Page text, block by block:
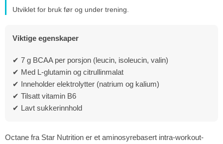
Utviklet for bruk før og under trening.
Viktige egenskaper
✔ 7 g BCAA per porsjon (leucin, isoleucin, valin)
✔ Med L-glutamin og citrullinmalat
✔ Inneholder elektrolytter (natrium og kalium)
✔ Tilsatt vitamin B6
✔ Lavt sukkerinnhold
Octane fra Star Nutrition er et aminosyrebasert intra-workout-